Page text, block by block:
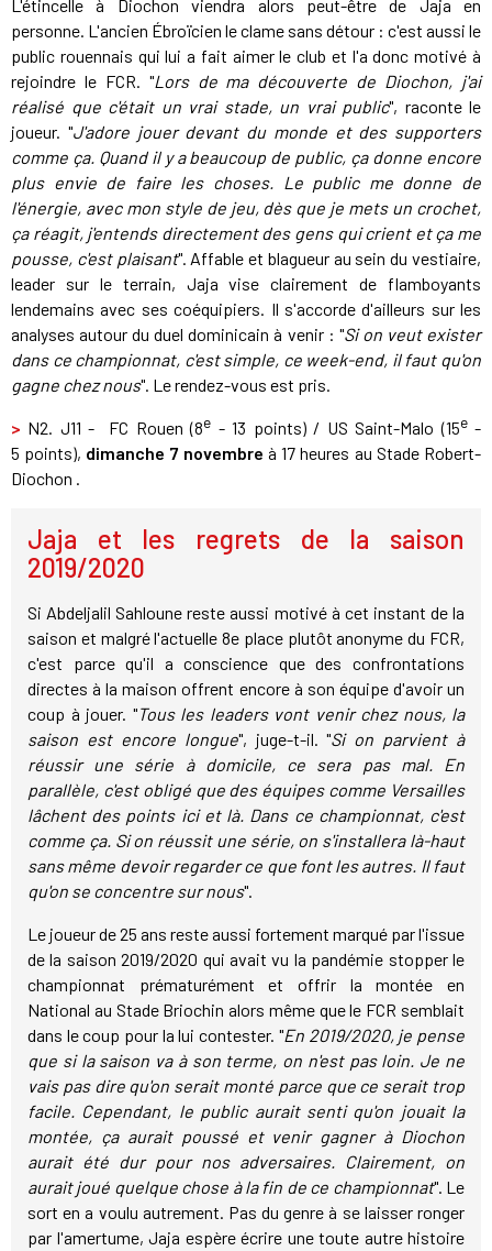
L'étincelle à Diochon viendra alors peut-être de Jaja en
personne. L'ancien Ébroïcien le clame sans détour : c'est aussi le
public rouennais qui lui a fait aimer le club et l'a donc motivé à
rejoindre le FCR. "Lors de ma découverte de Diochon, j'ai
réalisé que c'était un vrai stade, un vrai public", raconte le
joueur. "J'adore jouer devant du monde et des supporters
comme ça. Quand il y a beaucoup de public, ça donne encore
plus envie de faire les choses. Le public me donne de
l'énergie, avec mon style de jeu, dès que je mets un crochet,
ça réagit, j'entends directement des gens qui crient et ça me
pousse, c'est plaisant". Affable et blagueur au sein du vestiaire,
leader sur le terrain, Jaja vise clairement de flamboyants
lendemains avec ses coéquipiers. Il s'accorde d'ailleurs sur les
analyses autour du duel dominicain à venir : "Si on veut exister
dans ce championnat, c'est simple, ce week-end, il faut qu'on
gagne chez nous". Le rendez-vous est pris.
> N2. J11 - FC Rouen (8e - 13 points) / US Saint-Malo (15e-
5 points), dimanche 7 novembre à 17 heures au Stade Robert-
Diochon .
Jaja et les regrets de la saison
2019/2020
Si Abdeljalil Sahloune reste aussi motivé à cet instant de la
saison et malgré l'actuelle 8e place plutôt anonyme du FCR,
c'est parce qu'il a conscience que des confrontations
directes à la maison offrent encore à son équipe d'avoir un
coup à jouer. "Tous les leaders vont venir chez nous, la
saison est encore longue", juge-t-il. "Si on parvient à
réussir une série à domicile, ce sera pas mal. En
parallèle, c'est obligé que des équipes comme Versailles
lâchent des points ici et là. Dans ce championnat, c'est
comme ça. Si on réussit une série, on s'installera là-haut
sans même devoir regarder ce que font les autres. Il faut
qu'on se concentre sur nous".
Le joueur de 25 ans reste aussi fortement marqué par l'issue
de la saison 2019/2020 qui avait vu la pandémie stopper le
championnat prématurément et offrir la montée en
National au Stade Briochin alors même que le FCR semblait
dans le coup pour la lui contester. "En 2019/2020, je pense
que si la saison va à son terme, on n'est pas loin. Je ne
vais pas dire qu'on serait monté parce que ce serait trop
facile. Cependant, le public aurait senti qu'on jouait la
montée, ça aurait poussé et venir gagner à Diochon
aurait été dur pour nos adversaires. Clairement, on
aurait joué quelque chose à la fin de ce championnat". Le
sort en a voulu autrement. Pas du genre à se laisser ronger
par l'amertume, Jaja espère écrire une toute autre histoire